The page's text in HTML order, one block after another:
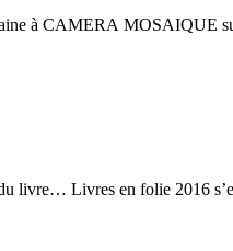
à CAMERA MOSAIQUE
livre… Livres en folie 2016